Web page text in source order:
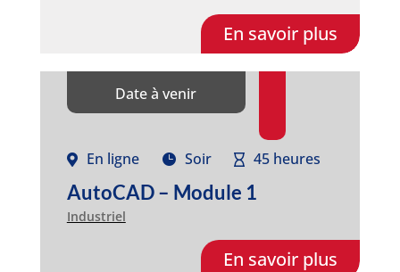
En savoir plus
Date à venir
En ligne Soir 45 heures
AutoCAD – Module 1
Industriel
En savoir plus